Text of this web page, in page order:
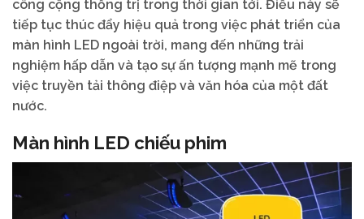
công cộng thống trị trong thời gian tới. Điều này sẽ
tiếp tục thúc đẩy hiệu quả trong việc phát triển của
màn hình LED ngoài trời, mang đến những trải
nghiệm hấp dẫn và tạo sự ấn tượng mạnh mẽ trong
việc truyền tải thông điệp và văn hóa của một đất
nước.
Màn hình LED chiếu phim